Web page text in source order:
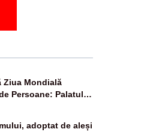
Ziua Mondială
Persoane: Palatul
adoptat de aleși